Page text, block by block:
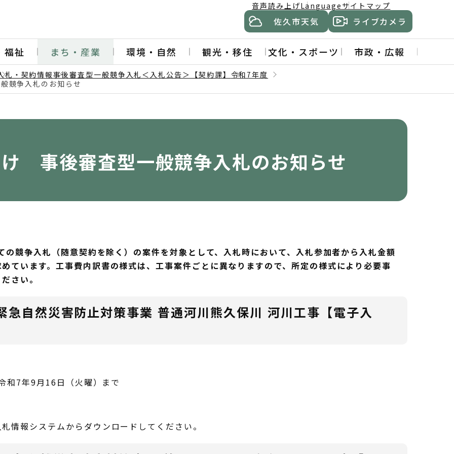
音声読み上げLanguage サイトマップ
佐久市天気 ライブカメラ
福祉 まち・産業 環境・自然 観光・移住 文化・スポーツ 市政・広報
札・契約情報事後審査型一般競争入札＜入札公告＞【契約課】 令和7年度
競争入札のお知らせ
事後審査型一般競争入札のお知らせ
競争入札（随意契約を除く）の案件を対象として、入札時において、入札参加者から入札金額
ています。工事費内訳書の様式は、工事案件ごとに異なりますので、所定の様式により必要事
さい。
急自然災害防止対策事業 普通河川熊久保川 河川工事【電子入
和7年9月16日（火曜）まで
情報システムからダウンロードしてください。